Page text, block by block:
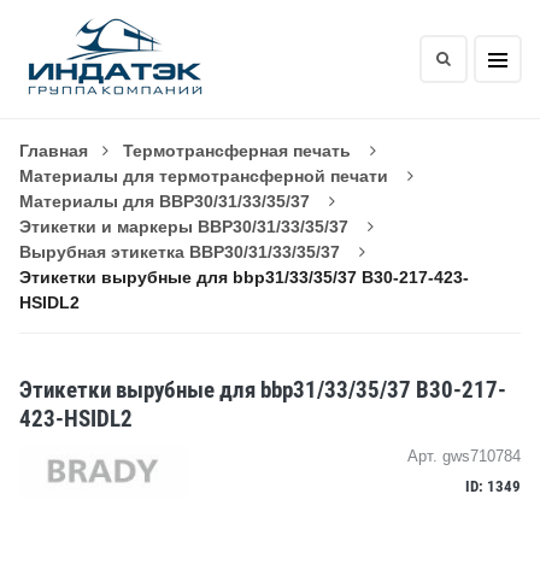
Главная
Термотрансферная печать
Материалы для термотрансферной печати
Материалы для BBP30/31/33/35/37
Этикетки и маркеры BBP30/31/33/35/37
Вырубная этикетка BBP30/31/33/35/37
Этикетки вырубные для bbp31/33/35/37 B30-217-423-
HSIDL2
Этикетки вырубные для bbp31/33/35/37 B30-217-
423-HSIDL2
Арт. gws710784
ID: 1349